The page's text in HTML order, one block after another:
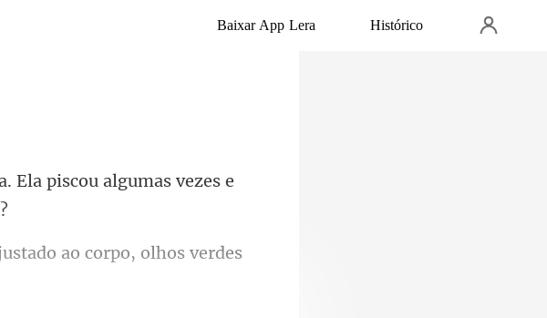
Baixar App Lera Histórico
Ela piscou algumas vezes e
ao corpo, olhos verde